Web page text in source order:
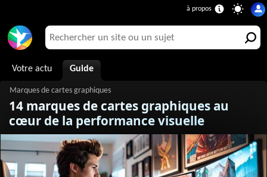
Votre actu Guide
14 marques de cartes graphiques au
cœur de la performance visuelle